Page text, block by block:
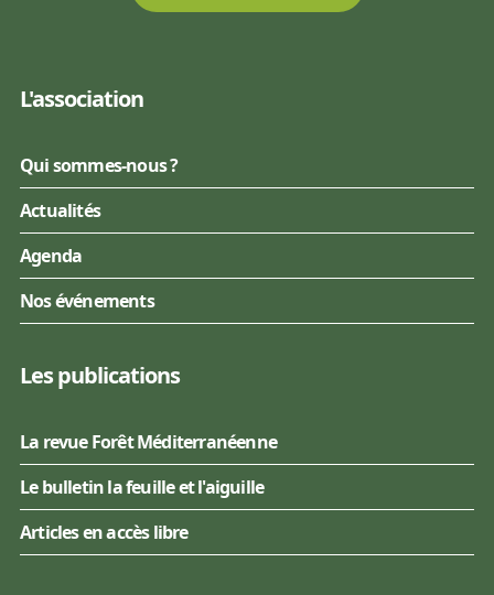
L'association
Qui sommes-nous ?
Actualités
Agenda
Nos événements
Les publications
La revue Forêt Méditerranéenne
Le bulletin la feuille et l'aiguille
Articles en accès libre